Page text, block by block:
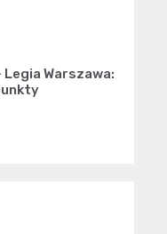
Legia Warszawa: